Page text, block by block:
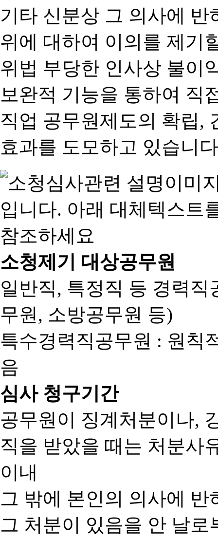
기타 신분상 그 의사에
위에 대하여 이의를 제기
위법 부당한 인사상 불이
보완적 기능을 통하여 직
직업 공무원제도의 확립,
효과를 도모하고 있습니
소청제기 대상공무원
일반직, 특정직 등 경력
무원, 소방공무원 등)
특수경력직공무원 : 원칙
음
심사 청구기간
공무원이 징계처분이나,
직을 받았을 때는 처분사
이내
그 밖에 본인의 의사에
그 처분이 있음을 안 날로